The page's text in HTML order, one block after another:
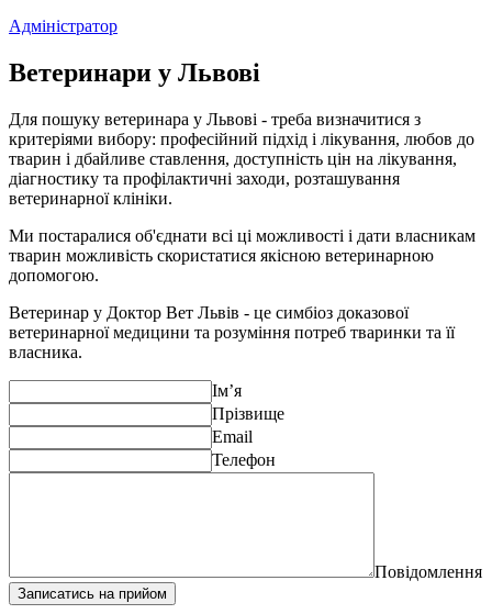
Адміністратор
Ветеринари у Львовi
Для пошуку ветеринара у Львові - треба визначитися з
критеріями вибору: професійний підхід і лікування, любов до
тварин і дбайливе ставлення, доступність цін на лікування,
діагностику та профілактичні заходи, розташування
ветеринарної клініки.
Ми постаралися об'єднати всі ці можливості і дати власникам
тварин можливість скористатися якісною ветеринарною
допомогою.
Ветеринар у Доктор Вет Львів - це симбіоз доказової
ветеринарної медицини та розуміння потреб тваринки та її
власника.
Ім’я
Прізвище
Email
Телефон
Повідомлення
Записатись на прийом